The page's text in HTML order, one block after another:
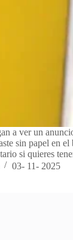
a ver un
sin papel en el
si quieres
03- 11- 2025